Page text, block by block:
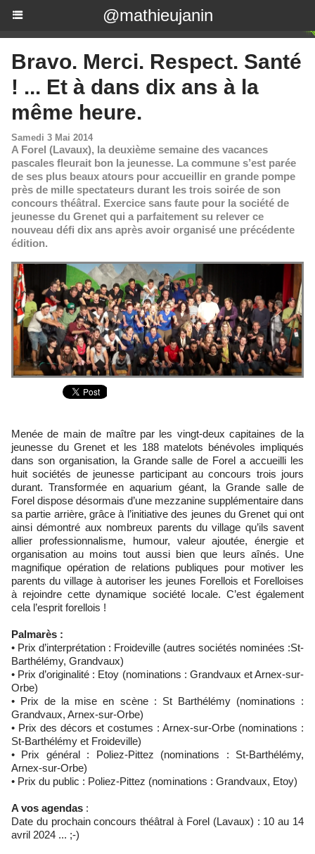
@mathieujanin
Bravo. Merci. Respect. Santé
! ... Et à dans dix ans à la
même heure.
Samedi 3 Mai 2014
A Forel (Lavaux), la deuxième semaine des vacances
pascales fleurait bon la jeunesse. La commune s’est parée
de ses plus beaux atours pour accueillir en grande pompe
près de mille spectateurs durant les trois soirée de son
concours théâtral. Exercice sans faute pour la société de
jeunesse du Grenet qui a parfaitement su relever ce
nouveau défi dix ans après avoir organisé une précédente
édition.
Menée de main de maître par les vingt-deux capitaines de la
jeunesse du Grenet et les 188 matelots bénévoles impliqués
dans son organisation, la Grande salle de Forel a accueilli les
huit sociétés de jeunesse participant au concours trois jours
durant. Transformée en aquarium géant, la Grande salle de
Forel dispose désormais d’une mezzanine supplémentaire dans
sa partie arrière, grâce à l’initiative des jeunes du Grenet qui ont
ainsi démontré aux nombreux parents du village qu’ils savent
allier professionnalisme, humour, valeur ajoutée, énergie et
organisation au moins tout aussi bien que leurs aînés. Une
magnifique opération de relations publiques pour motiver les
parents du village à autoriser les jeunes Forellois et Forelloises
à rejoindre cette dynamique société locale. C’est également
cela l’esprit forellois !
Palmarès :
• Prix d’interprétation : Froideville (autres sociétés nominées :St-
Barthélémy, Grandvaux)
• Prix d’originalité : Etoy (nominations : Grandvaux et Arnex-sur-
Orbe)
• Prix de la mise en scène : St Barthélémy (nominations :
Grandvaux, Arnex-sur-Orbe)
• Prix des décors et costumes : Arnex-sur-Orbe (nominations :
St-Barthélémy et Froideville)
• Prix général : Poliez-Pittez (nominations : St-Barthélémy,
Arnex-sur-Orbe)
• Prix du public : Poliez-Pittez (nominations : Grandvaux, Etoy)
A vos agendas :
Date du prochain concours théâtral à Forel (Lavaux) : 10 au 14
avril 2024 ... ;-)